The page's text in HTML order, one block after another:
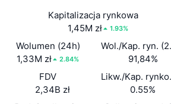
Kapitalizacja rynkowa
1,45M zł
1.93%
Wolumen (24h)
1,33M zł
2.84%
Wol./Kap. ryn.
91,84%
FDV
2,34B zł
Likw./Kap.
0.55%